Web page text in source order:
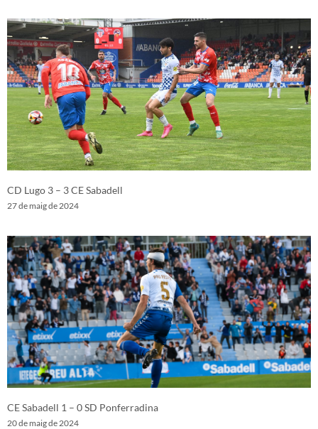
CD Lugo 3 – 3 CE Sabadell
27 de maig de 2024
CE Sabadell 1 – 0 SD Ponferradina
20 de maig de 2024